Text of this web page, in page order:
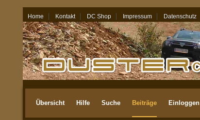
Home Kontakt DC Shop Impressum Datenschutz
08.08.26 - 15:42
Übersicht Hilfe Suche Beiträge Einloggen